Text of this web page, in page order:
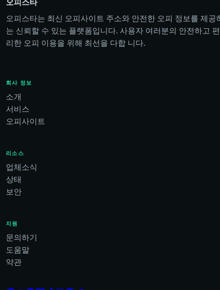
오피스타는 최신 오피사이트 주소와 안전한 오피 정보를 제공
는 신뢰할 수 있는 플랫폼입니다. 사용자 여러분의 안전하고 편
리한 오피 이용을 위해 최선을 다합 니다.
회사 정보
소개
서비스
오피사이트
리소스
업체소식
상태
보안
지원
문의하기
도움말
약관